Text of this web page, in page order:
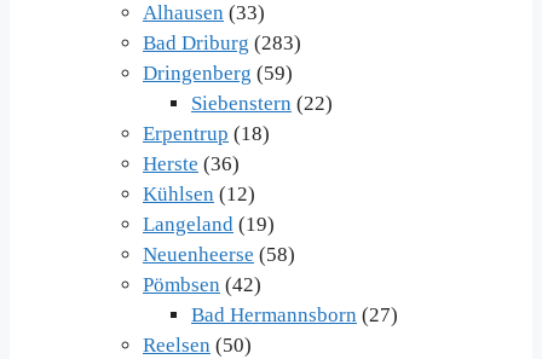
Alhausen (33)
Bad Driburg (283)
Dringenberg (59)
Siebenstern (22)
Erpentrup (18)
Herste (36)
Kühlsen (12)
Langeland (19)
Neuenheerse (58)
Pömbsen (42)
Bad Hermannsborn (27)
Reelsen (50)